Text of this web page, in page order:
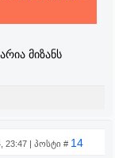
მიზანს
23:47 | პოსტი # 14